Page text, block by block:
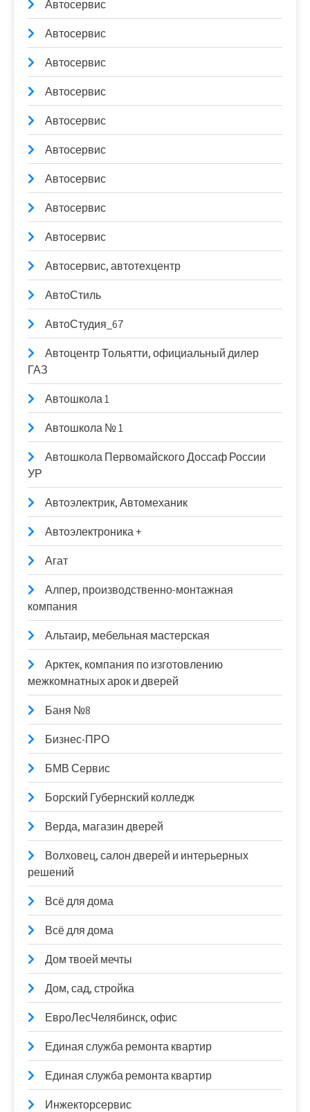
Автосервис
Автосервис
Автосервис
Автосервис
Автосервис
Автосервис
Автосервис
Автосервис
Автосервис
Автосервис, автотехцентр
АвтоСтиль
АвтоСтудия_67
Автоцентр Тольятти, официальный дилер
ГАЗ
Автошкола 1
Автошкола № 1
Автошкола Первомайского Доссаф России
УР
Автоэлектрик, Автомеханик
Автоэлектроника +
Агат
Алпер, производственно-монтажная
компания
Альтаир, мебельная мастерская
Арктек, компания по изготовлению
межкомнатных арок и дверей
Баня №8
Бизнес-ПРО
БМВ Сервис
Борский Губернский колледж
Верда, магазин дверей
Волховец, салон дверей и интерьерных
решений
Всё для дома
Всё для дома
Дом твоей мечты
Дом, сад, стройка
ЕвроЛесЧелябинск, офис
Единая служба ремонта квартир
Единая служба ремонта квартир
Инжекторсервис